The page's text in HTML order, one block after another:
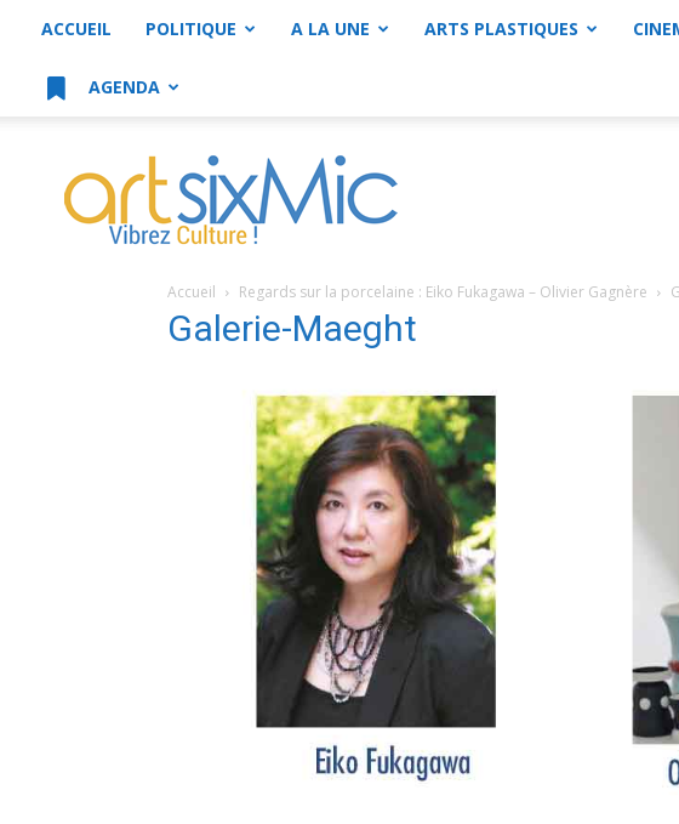
ACCUEIL POLITIQUE A LA UNE ARTS PLASTIQUES
AGENDA
artsixMic
Accueil Regards sur la porcelaine : Eiko Fukagawa – Olivier Gagnère
Galerie-Maeght